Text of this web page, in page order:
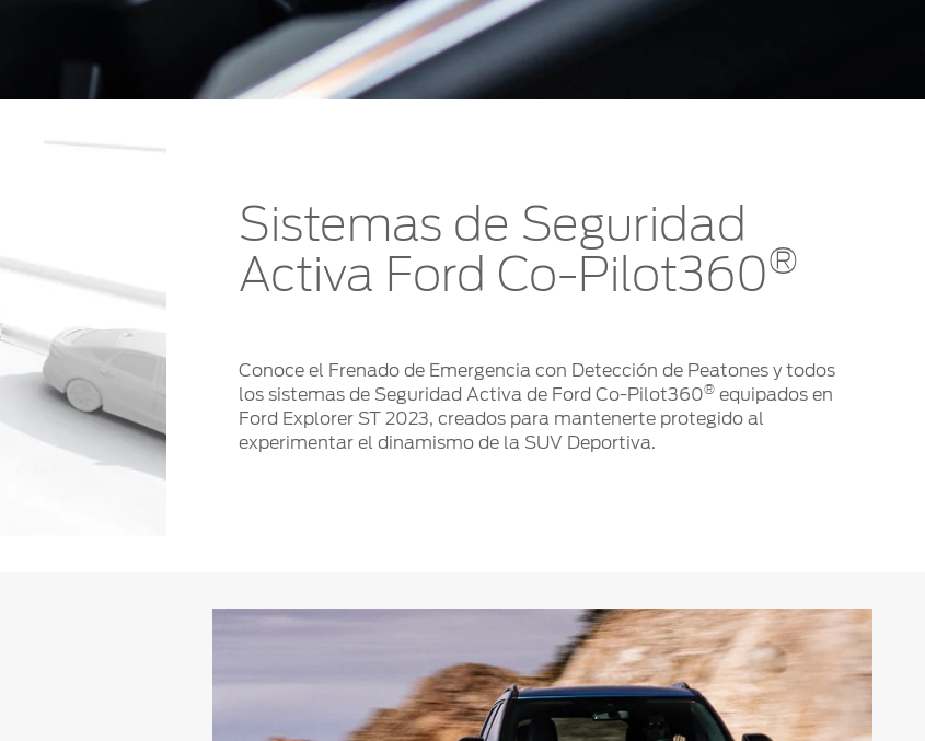
Sistemas de Seguridad
Activa Ford Co-Pilot360®
Conoce el Frenado de Emergencia con Detección de Peatones y todos
los sistemas de Seguridad Activa de Ford Co-Pilot360® equipados en
Ford Explorer ST 2023, creados para mantenerte protegido al
experimentar el dinamismo de la SUV Deportiva.